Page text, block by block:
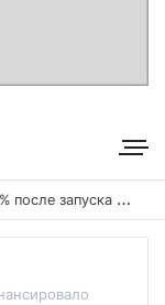
В
ыручка НОВАТЭКа увеличилась на 16% после запуска «Ямал СПГ»